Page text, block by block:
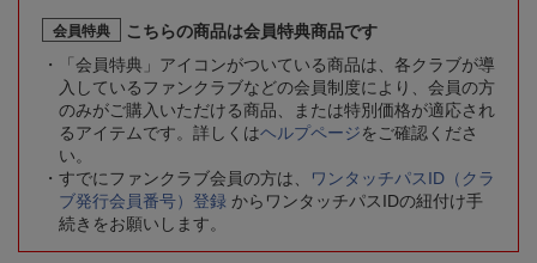
会員特典
こちらの商品は会員特典商品です
「会員特典」アイコンがついている商品は、各クラブが導
入しているファンクラブなどの会員制度により、会員の方
のみがご購入いただける商品、または特別価格が適応され
るアイテムです。詳しくはヘルプページをご確認くださ
い。
すでにファンクラブ会員の方は、
ワンタッチパスID（クラ
ブ発行会員番号）登録 からワンタッチパスIDの紐付け手
続きをお願いします。